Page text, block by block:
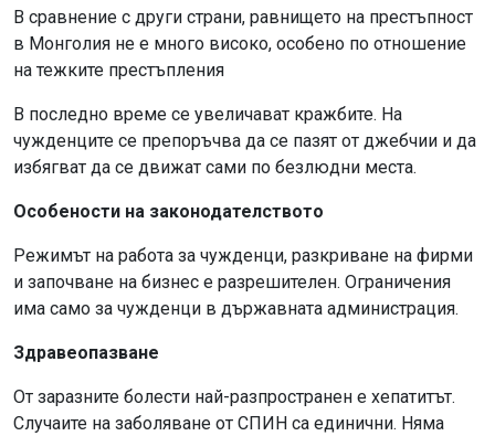
В сравнение с други страни, равнището на престъпност
в Монголия не е много високо, особено по отношение
на тежките престъпления
В последно време се увеличават кражбите. На
чужденците се препоръчва да се пазят от джебчии и да
избягват да се движат сами по безлюдни места.
Особености на законодателството
Режимът на работа за чужденци, разкриване на фирми
и започване на бизнес е разрешителен. Ограничения
има само за чужденци в държавната администрация.
Здравеопазване
От заразните болести най-разпространен е хепатитът.
Случаите на заболяване от СПИН са единични. Няма